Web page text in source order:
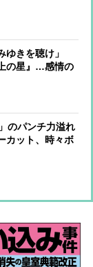
ゆきを聴け」
の星』…感情の
のパンチ力溢れ
カット、時々ボ